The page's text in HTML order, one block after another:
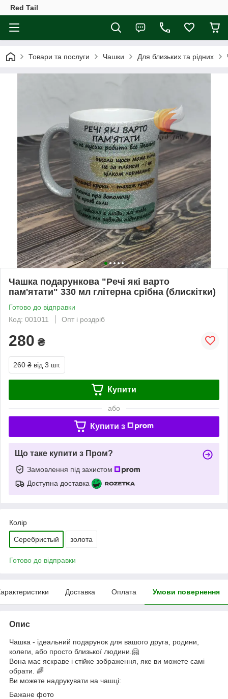
Red Tail
Товари та послуги Чашки Для близьких та рідних
Чашка подарункова "Речі які варто
пам'ятати" 330 мл глітерна срібна (блискітки)
Готово до відправки
Код: 001011
Опт і роздріб
280 ₴
260 ₴ від 3 шт.
Купити
або
Купити з
Що таке купити з Пром?
Замовлення під захистом
Доступна доставка
Колір
Серебристый золота
Готово до відправки
Доставка Оплата Умови повернення
Опис
Чашка - ідеальний подарунок для вашого друга, родини,
колеги, або просто близької людини.🤗
Вона має яскраве і стійке зображення, яке ви можете самі
обрати. 🌈
Ви можете надрукувати на чашці:
Бажане фото